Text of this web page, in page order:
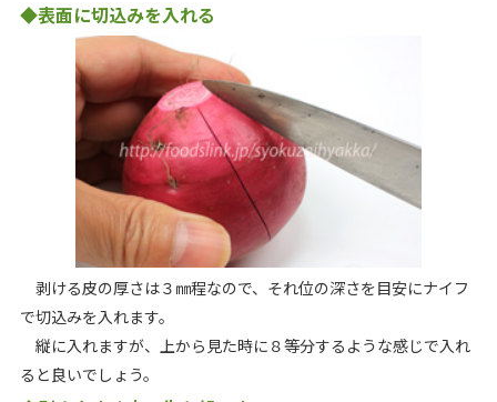
◆表面に切込みを入れる
剥ける皮の厚さは３㎜程なので、それ位の深さを目安にナイフ
で切込みを入れます。
縦に入れますが、上から見た時に８等分するような感じで入れ
ると良いでしょう。